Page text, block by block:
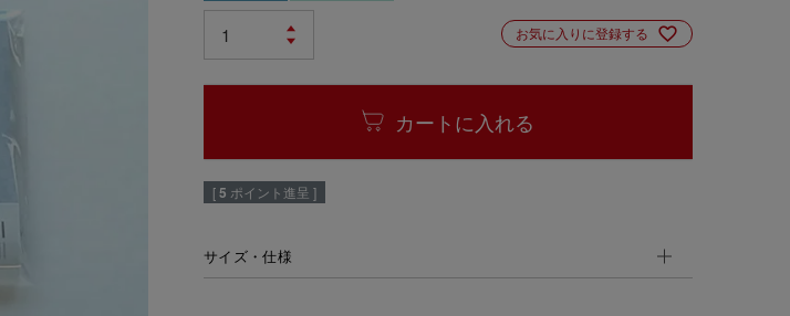
お気に入りに登録する
カートに入れる
[5 ポイント進呈 ]
サイズ・仕様